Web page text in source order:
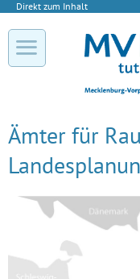
Direkt zum Inhalt
Ämter für